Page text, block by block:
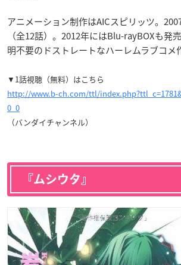
アニメーション制作はAICスピリッツ。
（全12話）。2012年にはBlu-rayBOXも発
明不要のドストレートなハーレムラブコメ
▼1話視聴（無料）はこちら
http://www.b-ch.com/ttl/
0_0
（バンダイチャンネル）
『ムシウタ』